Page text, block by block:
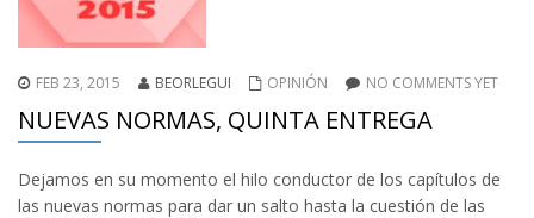
FEB 23, 2015 BEORLEGUI OPINIÓN NO COMMENTS YET
NUEVAS NORMAS, QUINTA ENTREGA
Dejamos en su momento el hilo conductor de los capítulos de
las nuevas normas para dar un salto hasta la cuestión de las